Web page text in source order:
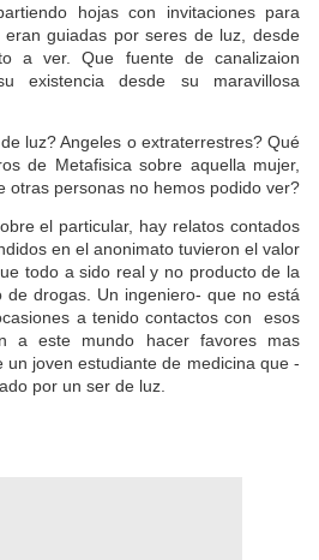
hojas con invitaciones para
eran guiadas por seres de luz, desde
a ver. Que fuente de canalizaion
existencia desde su maravillosa
luz? Angeles o extraterrestres? Qué
de Metafisica sobre aquella mujer,
otras personas no hemos podido ver?
el particular, hay relatos contados
en el anonimato tuvieron el valor
todo a sido real y no producto de la
de drogas. Un ingeniero- que no está
a tenido contactos con esos
a este mundo hacer favores mas
joven estudiante de medicina que -
por un ser de luz.